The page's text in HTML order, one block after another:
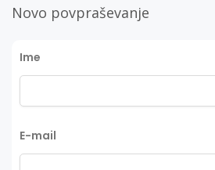
Novo povpraševanje
Ime
E-mail